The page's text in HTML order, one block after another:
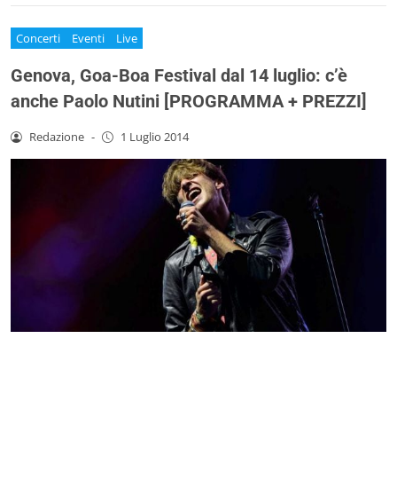
Concerti Eventi Live
Genova, Goa-Boa Festival dal 14 luglio: c’è
anche Paolo Nutini [PROGRAMMA + PREZZI]
Redazione - 1 Luglio 2014